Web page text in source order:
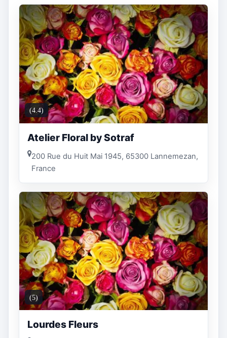
(4.4)
Atelier Floral by Sotraf
200 Rue du Huit Mai 1945, 65300 Lannemezan,
France
(5)
Lourdes Fleurs